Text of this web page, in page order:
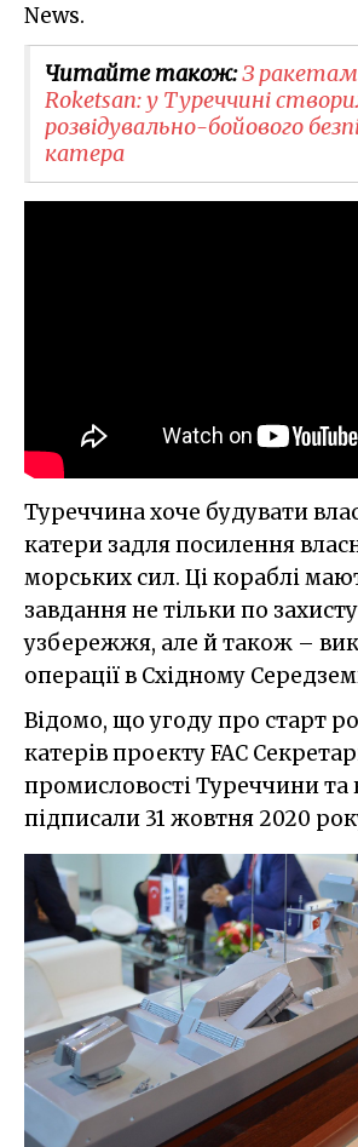
News.
Читайте також:З
Roketsan: у Туреччині
розвідувально-бойового
катера
Туреччина хоче будувати
катери задля посилення
морських сил. Ці кораблі
завдання не тільки по
узбережжя, але й також –
операції в Східному
Відомо, що угоду про старт
катерів проекту FAC
промисловості Туреччини та
підписали 31 жовтня 2020